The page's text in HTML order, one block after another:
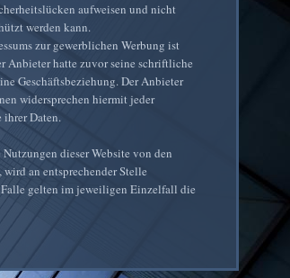
aufweisen und nicht
werden kann.
zur gewerblichen Werbung ist
Anbieter hatte zuvor seine schriftliche
Geschäftsbeziehung. Der Anbieter
widersprechen hiermit jeder
ihrer Daten.
dieser Website von den
an entsprechender Stelle
gelten im jeweiligen Einzelfall die